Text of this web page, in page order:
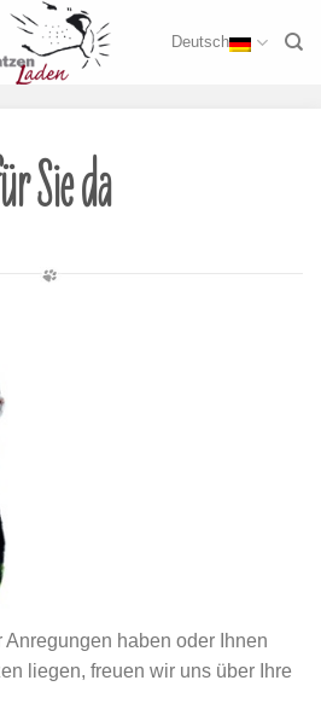
Deutsch
Sie da
haben oder Ihnen
liegen, freuen wir uns über Ihre